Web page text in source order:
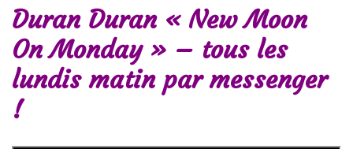
Duran Duran « New Moon
On Monday » – tous les
lundis matin par messenger
!